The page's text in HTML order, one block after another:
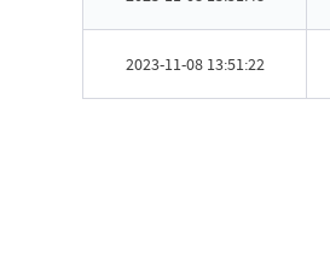
2023-11-08 13:51:22